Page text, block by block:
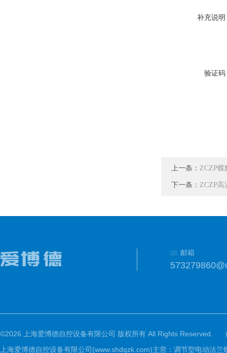
补充说明
验证码
上一条： ZCZP蝶
下一条： ZCZP高
邮箱
©2026 上海爱博德自控设备有限公司 版权所有 All Rights Reserved.
上海爱博德自控设备有限公司(www.shdqzk.com)主营：调节型电动法